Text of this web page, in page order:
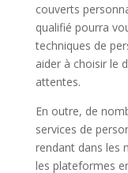
couverts
qualifié pourra
techniques de
aider à choisir le
attentes.
En outre, de
services de
rendant dans les
les plateformes